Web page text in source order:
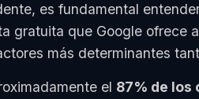
es fundamental
gratuita que Google ofrece
más determinantes
el 87% de los